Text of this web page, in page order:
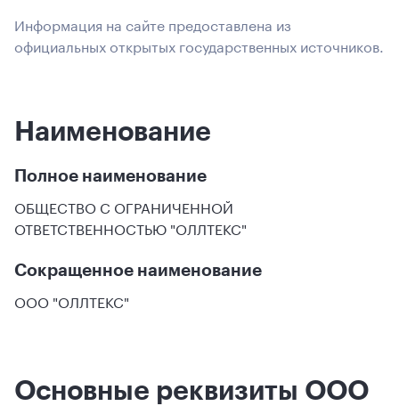
Информация на сайте предоставлена из
официальных открытых государственных источников.
Наименование
Полное наименование
ОБЩЕСТВО С ОГРАНИЧЕННОЙ
ОТВЕТСТВЕННОСТЬЮ "ОЛЛТЕКС"
Сокращенное наименование
ООО "ОЛЛТЕКС"
Основные реквизиты ООО